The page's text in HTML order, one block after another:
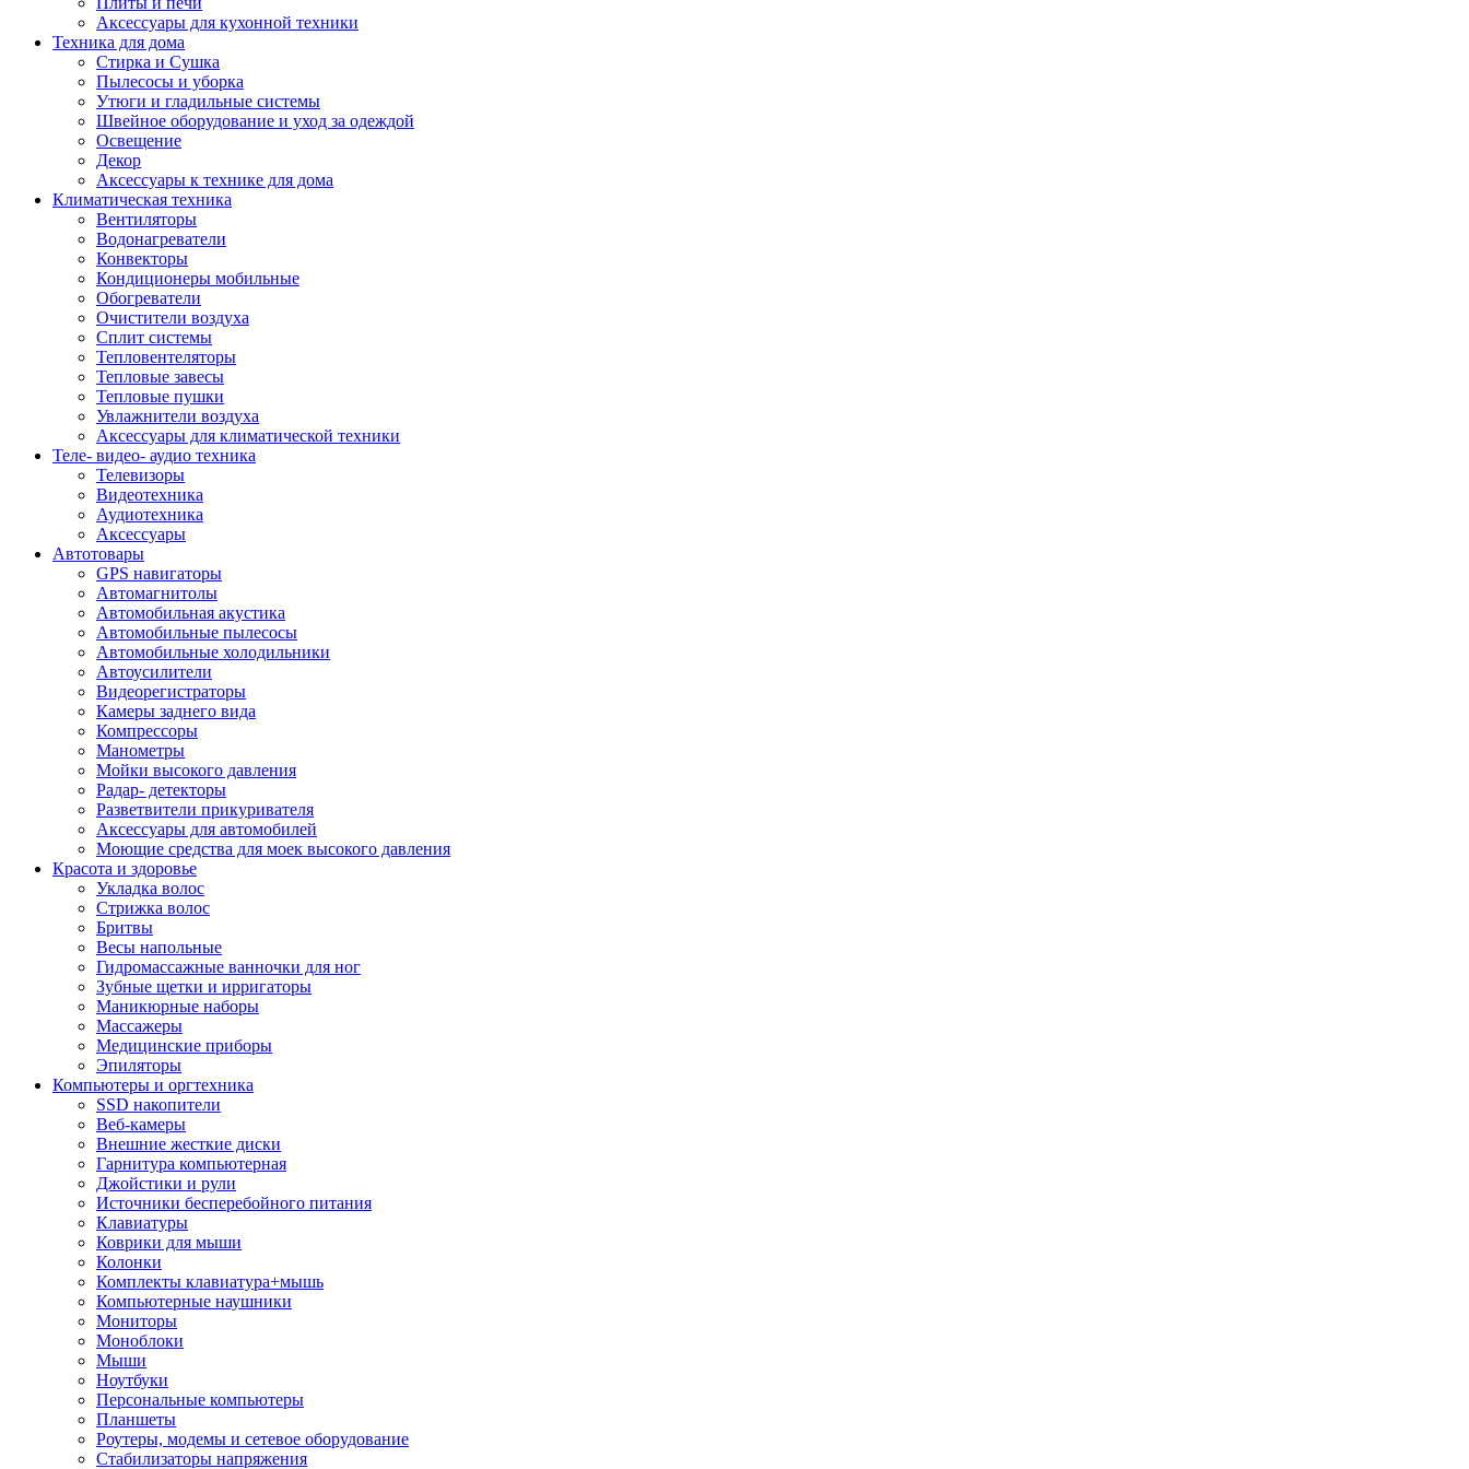
Аксессуары для кухонной техники
Техника для дома
Стирка и Сушка
Пылесосы и уборка
Утюги и гладильные системы
Швейное оборудование и уход за одеждой
Освещение
Декор
Аксессуары к технике для дома
Климатическая техника
Вентиляторы
Водонагреватели
Конвекторы
Кондиционеры мобильные
Обогреватели
Очистители воздуха
Сплит системы
Тепловентеляторы
Тепловые завесы
Тепловые пушки
Увлажнители воздуха
Аксессуары для климатической техники
Теле- видео- аудио техника
Телевизоры
Видеотехника
Аудиотехника
Аксессуары
Автотовары
GPS навигаторы
Автомагнитолы
Автомобильная акустика
Автомобильные пылесосы
Автомобильные холодильники
Автоусилители
Видеорегистраторы
Камеры заднего вида
Компрессоры
Манометры
Мойки высокого давления
Радар- детекторы
Разветвители прикуривателя
Аксессуары для автомобилей
Моющие средства для моек высокого давления
Красота и здоровье
Укладка волос
Стрижка волос
Бритвы
Весы напольные
Гидромассажные ванночки для ног
Зубные щетки и ирригаторы
Маникюрные наборы
Массажеры
Медицинские приборы
Эпиляторы
Компьютеры и оргтехника
SSD накопители
Веб-камеры
Внешние жесткие диски
Гарнитура компьютерная
Джойстики и рули
Источники бесперебойного питания
Клавиатуры
Коврики для мыши
Колонки
Комплекты клавиатура+мышь
Компьютерные наушники
Мониторы
Моноблоки
Мыши
Ноутбуки
Персональные компьютеры
Планшеты
Роутеры, модемы и сетевое оборудование
Стабилизаторы напряжения